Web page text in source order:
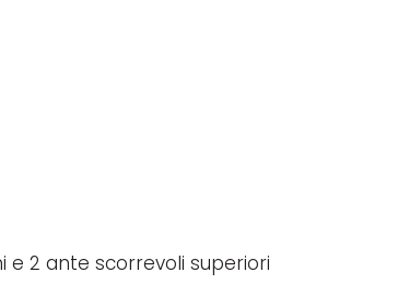
e 2 ante scorrevoli superiori